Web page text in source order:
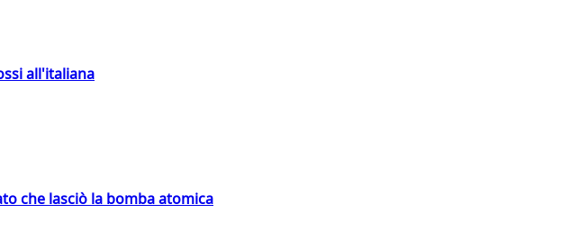
all'italiana
che lasciò la bomba atomica